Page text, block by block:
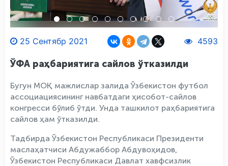
25 Сентябр 2021 4593
ЎФА раҳбариятига сайлов ўтказилди
Бугун МОҚ мажлислар залида Ўзбекистон футбол
ассоциациясининг навбатдаги ҳисобот-сайлов
конгресси бўлиб ўтди. Унда ташкилот раҳбариятига
сайлов ҳам ўтказилди.
Тадбирда Ўзбекистон Республикаси Президенти
маслаҳатчиси Абдужаббор Абдувоҳидов,
Ўзбекистон Республикаси Давлат хавфсизлик